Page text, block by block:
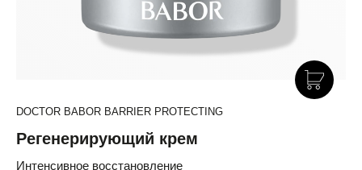
DOCTOR BABOR BARRIER PROTECTING
Регенерирующий крем
Интенсивное восстановление